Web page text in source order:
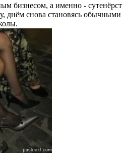
бизнесом, а именно -
днём снова становясь